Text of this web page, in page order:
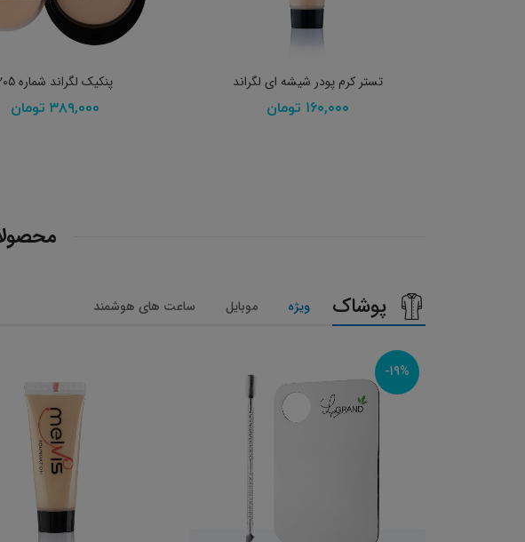
انتخاب گزینه ها
تستر کرم پودر شیشه ای لگراند
۱۶۰,۰۰۰ تومان
افزودن به سبد خرید
پنکیک لگراند شماره 205
۳۸۹,۰۰۰ تومان
پوشاک ویژه موبایل ساعت های هوشمند
-19%